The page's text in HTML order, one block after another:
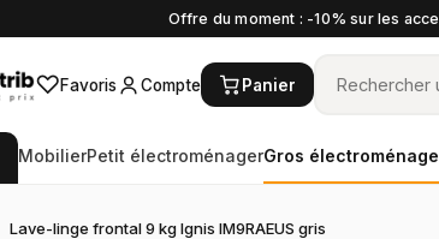
Offre du moment : -10% sur les
♡Favoris Compte Panier
MobilierPetit électroménagerGros
Lave-linge frontal 9 kg Ignis IM9RAEUS gris